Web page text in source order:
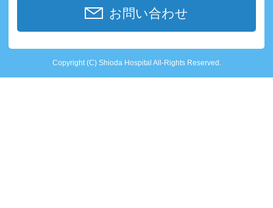
お問い合わせ
Copyright (C) Shioda Hospital All-Rights Reserved.